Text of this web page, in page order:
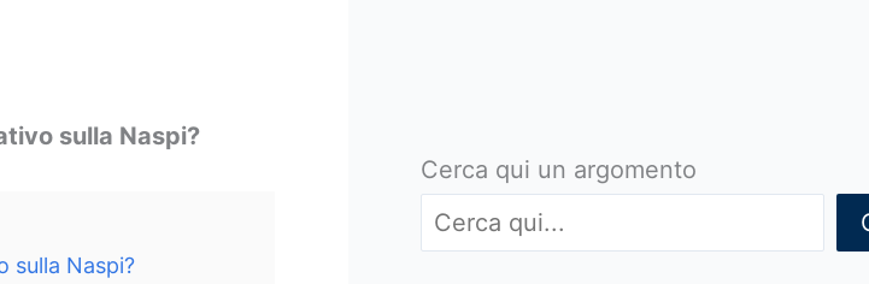
sulla Naspi?
sulla Naspi?
Cerca qui un argomento